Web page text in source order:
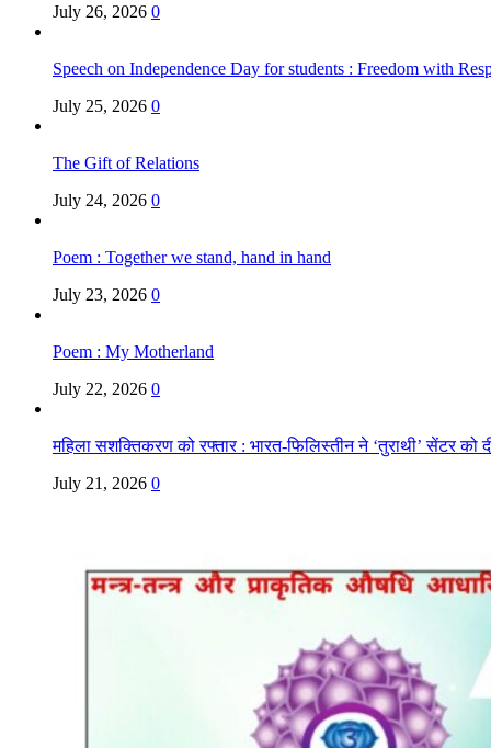
July 26, 2026 0
Speech on Independence Day for students : Freedom with
July 25, 2026 0
The Gift of Relations
July 24, 2026 0
Poem : Together we stand, hand in hand
July 23, 2026 0
Poem : My Motherland
July 22, 2026 0
महिला सशक्तिकरण को रफ्तार : भारत-फिलिस्तीन ने ‘तुराथी’ सेंटर को
July 21, 2026 0